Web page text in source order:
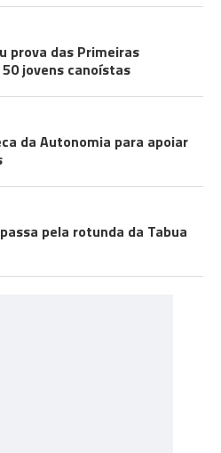
prova das Primeiras
jovens canoístas
da Autonomia para apoiar
pela rotunda da Tabua